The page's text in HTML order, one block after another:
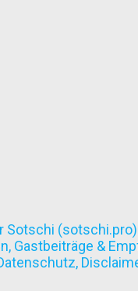
Sotschi (sotschi.pro)
Gastbeiträge &